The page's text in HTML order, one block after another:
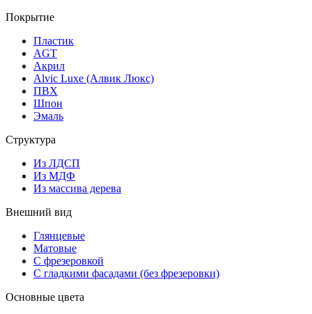
Покрытие
Пластик
AGT
Акрил
Alvic Luxe (Алвик Люкс)
ПВХ
Шпон
Эмаль
Структура
Из ЛДСП
Из МДФ
Из массива дерева
Внешний вид
Глянцевые
Матовые
С фрезеровкой
С гладкими фасадами (без фрезеровки)
Основные цвета